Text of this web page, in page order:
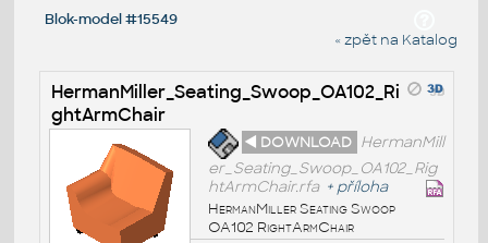
Blok-model #15549
« zpět na Katalog
HermanMiller_Seating_Swoop_OA102_Ri
ghtArmChair
◄ DOWNLOAD HermanMill
er_Seating_Swoop_OA102_Rig
htArmChair.rfa + příloha
HermanMiller Seating Swoop
OA102 RightArmChair